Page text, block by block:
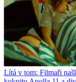
Lítá v tom: Filmaři